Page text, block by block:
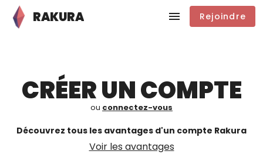
RAKURA Rejoindre
CRÉER UN COMPTE
ou connectez-vous
Découvrez tous les avantages d'un compte Rakura
Voir les avantages